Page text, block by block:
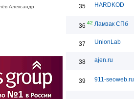
Александр 35 HARDKOD
36 42 Ламзак СПб
37 UnionLab
38 ajen.ru
39 911-seoweb.ru